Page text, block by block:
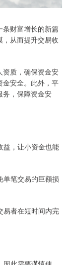
财富增长的新篇
从而提升交易收
资质，确保资金安
金安全。此外，平
务，保障资金安
益，让小资金也能
单笔交易的巨额损
易者在短时间内完